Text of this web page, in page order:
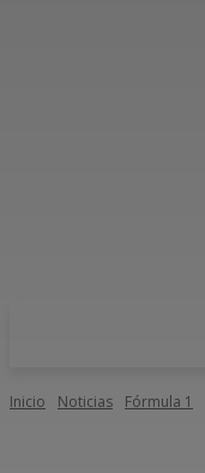
Inicio Noticias Fórmula 1